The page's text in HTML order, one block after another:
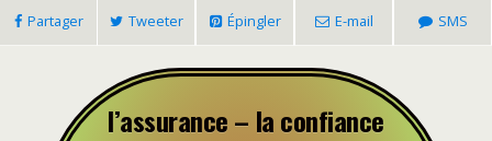
Partager Tweeter Épingler E-mail SMS
l’assurance – la confiance